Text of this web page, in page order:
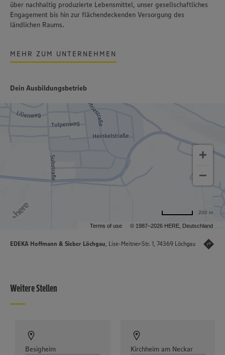
über nachhaltig produzierte Lebensmittel, unser gesellschaftliches
Engagement bis hin zur flächendeckenden Versorgung des
ländlichen Raums.
MEHR ZUM UNTERNEHMEN
Dein Ausbildungsbetrieb
Terms of use © 1987–2026 HERE, Deutschland
200 m
EDEKA Hoffmann & Sieber Löchgau, Lise-Meitner-Str. 1, 74369 Löchgau
Weitere Stellen
Besigheim Kirchheim am Neckar